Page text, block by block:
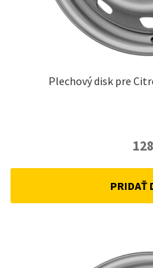
Plechový disk pre
PRIDAŤ